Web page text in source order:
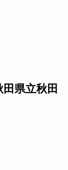
県立秋田